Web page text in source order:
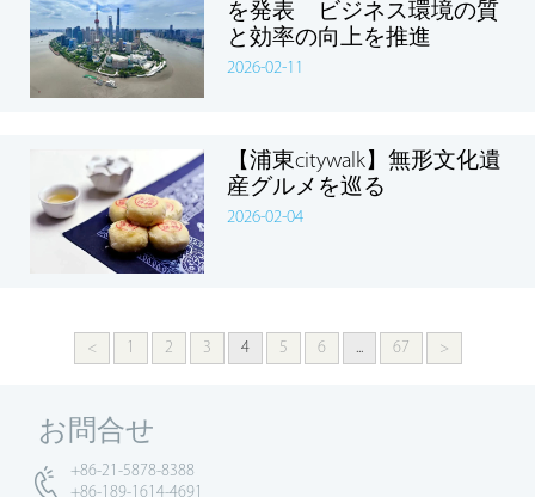
を発表 ビジネス環境の質
と効率の向上を推進
2026-02-11
【浦東citywalk】無形文化遺
産グルメを巡る
2026-02-04
< 1 2 3 4 5 6 ... 67 >
お問合せ
+86-21-5878-8388
+86-189-1614-4691